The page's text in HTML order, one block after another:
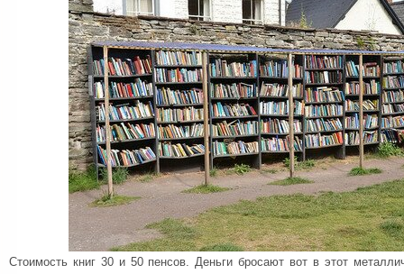
Стоимость книг 30 и 50 пенсов. Деньги бросают вот в этот